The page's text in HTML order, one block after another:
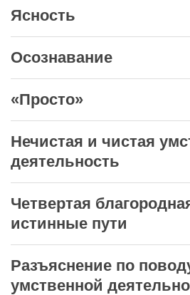
Ясность
Осознавание
«Просто»
Нечистая и чистая
деятельность
Четвертая
истинные пути
Разъяснение по
умственной